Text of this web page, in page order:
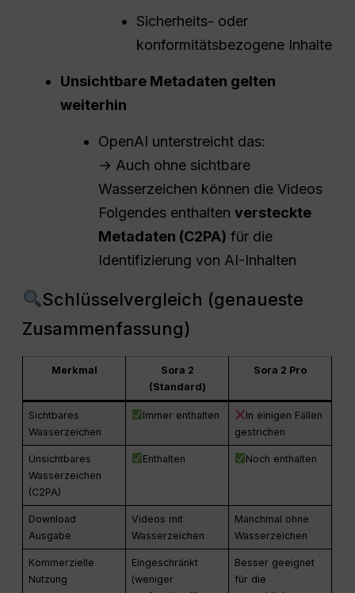
Sicherheits- oder
konformitätsbezogene Inhalte
Unsichtbare Metadaten gelten
weiterhin
OpenAI unterstreicht das:
→ Auch ohne sichtbare
Wasserzeichen können die Videos
Folgendes enthaltenversteckte
Metadaten (C2PA) für die
Identifizierung von AI-Inhalten
Schlüsselvergleich (genaueste
Zusammenfassung)
Merkmal
Sora 2
(Standard)
Sora 2 Pro
Sichtbares
Wasserzeichen
Immer enthalten
In einigen Fällen
gestrichen
Unsichtbares
Wasserzeichen
(C2PA)
Enthalten Noch enthalten
Download
Ausgabe
Videos mit
Wasserzeichen
Manchmal ohne
Wasserzeichen
Kommerzielle
Nutzung
Eingeschränkt
(weniger
Besser geeignet
für die